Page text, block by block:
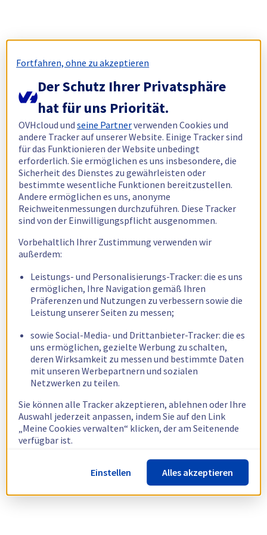
Fortfahren, ohne zu akzeptieren
Der Schutz Ihrer Privatsphäre
hat für uns Priorität.
OVHcloud undseine Partnerverwenden Cookies und
andere Tracker auf unserer Website. Einige Tracker sind
für das Funktionieren der Website unbedingt
erforderlich. Sie ermöglichen es uns insbesondere, die
Sicherheit des Dienstes zu gewährleisten oder
bestimmte wesentliche Funktionen bereitzustellen.
Andere ermöglichen es uns, anonyme
Reichweitenmessungen durchzuführen. Diese Tracker
sind von der Einwilligungspflicht ausgenommen.
Vorbehaltlich Ihrer Zustimmung verwenden wir
außerdem:
Leistungs- und Personalisierungs-Tracker: die es uns
ermöglichen, Ihre Navigation gemäß Ihren
Präferenzen und Nutzungen zu verbessern sowie die
Leistung unserer Seiten zu messen;
sowie Social-Media- und Drittanbieter-Tracker: die es
uns ermöglichen, gezielte Werbung zu schalten,
deren Wirksamkeit zu messen und bestimmte Daten
mit unseren Werbepartnern und sozialen
Netzwerken zu teilen.
Sie können alle Tracker akzeptieren, ablehnen oder Ihre
Auswahl jederzeit anpassen, indem Sie auf den Link
„Meine Cookies verwalten“ klicken, der am Seitenende
verfügbar ist.
Weitere Informationen finden Sie in unsererRichtlinie
zur Verwendung von Cookies.
Einstellen Alles akzeptieren